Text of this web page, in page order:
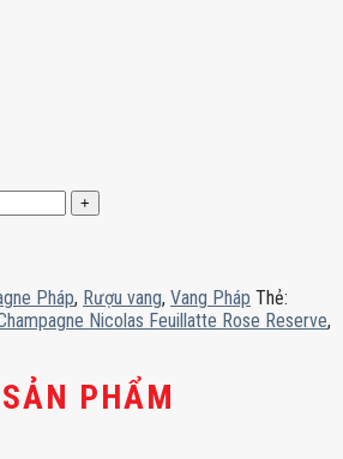
Pháp, Rượu vang, Vang Pháp Thẻ:
Nicolas Feuillatte Rose Reserve,
PHẨM